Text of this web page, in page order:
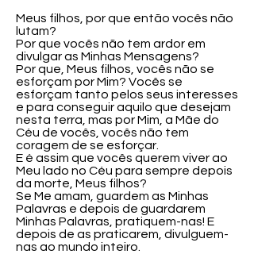
Meus filhos, por que então vocês não
lutam?
Por que vocês não tem ardor em
divulgar as Minhas Mensagens?
Por que, Meus filhos, vocês não se
esforçam por Mim? Vocês se
esforçam tanto pelos seus interesses
e para conseguir aquilo que desejam
nesta terra, mas por Mim, a Mãe do
Céu de vocês, vocês não tem
coragem de se esforçar.
E é assim que vocês querem viver ao
Meu lado no Céu para sempre depois
da morte, Meus filhos?
Se Me amam, guardem as Minhas
Palavras e depois de guardarem
Minhas Palavras, pratiquem-nas! E
depois de as praticarem, divulguem-
nas ao mundo inteiro.